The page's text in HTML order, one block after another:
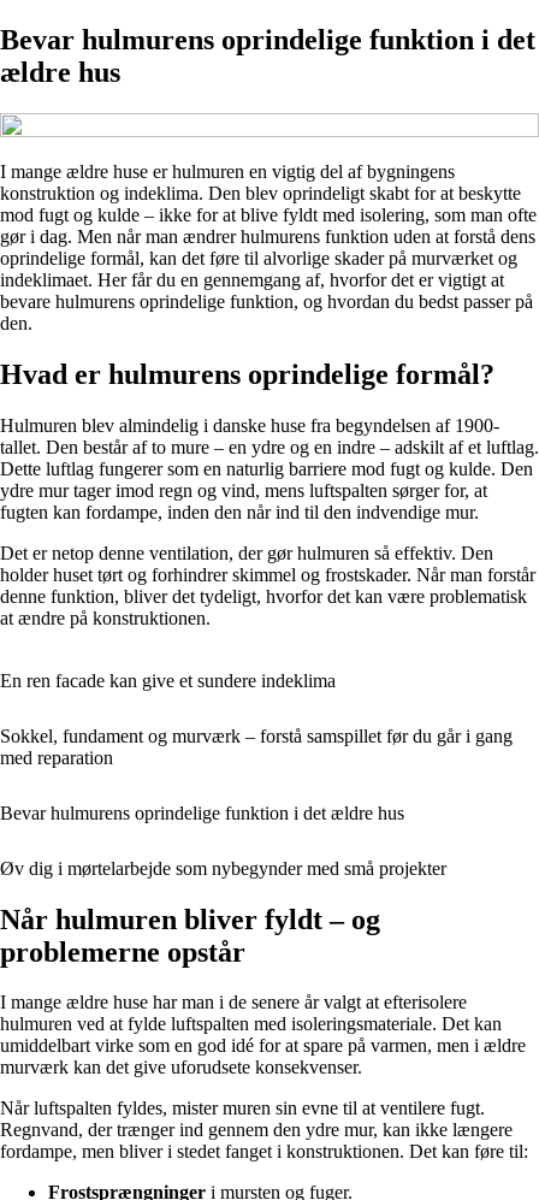
Bevar hulmurens oprindelige funktion i det
ældre hus
I mange ældre huse er hulmuren en vigtig del af bygningens
konstruktion og indeklima. Den blev oprindeligt skabt for at beskytte
mod fugt og kulde – ikke for at blive fyldt med isolering, som man ofte
gør i dag. Men når man ændrer hulmurens funktion uden at forstå dens
oprindelige formål, kan det føre til alvorlige skader på murværket og
indeklimaet. Her får du en gennemgang af, hvorfor det er vigtigt at
bevare hulmurens oprindelige funktion, og hvordan du bedst passer på
den.
Hvad er hulmurens oprindelige formål?
Hulmuren blev almindelig i danske huse fra begyndelsen af 1900-
tallet. Den består af to mure – en ydre og en indre – adskilt af et luftlag.
Dette luftlag fungerer som en naturlig barriere mod fugt og kulde. Den
ydre mur tager imod regn og vind, mens luftspalten sørger for, at
fugten kan fordampe, inden den når ind til den indvendige mur.
Det er netop denne ventilation, der gør hulmuren så effektiv. Den
holder huset tørt og forhindrer skimmel og frostskader. Når man forstår
denne funktion, bliver det tydeligt, hvorfor det kan være problematisk
at ændre på konstruktionen.
En ren facade kan give et sundere indeklima
Sokkel, fundament og murværk – forstå samspillet før du går i gang
med reparation
Bevar hulmurens oprindelige funktion i det ældre hus
Øv dig i mørtelarbejde som nybegynder med små projekter
Når hulmuren bliver fyldt – og
problemerne opstår
I mange ældre huse har man i de senere år valgt at efterisolere
hulmuren ved at fylde luftspalten med isoleringsmateriale. Det kan
umiddelbart virke som en god idé for at spare på varmen, men i ældre
murværk kan det give uforudsete konsekvenser.
Når luftspalten fyldes, mister muren sin evne til at ventilere fugt.
Regnvand, der trænger ind gennem den ydre mur, kan ikke længere
fordampe, men bliver i stedet fanget i konstruktionen. Det kan føre til:
Frostsprængninger i mursten og fuger.